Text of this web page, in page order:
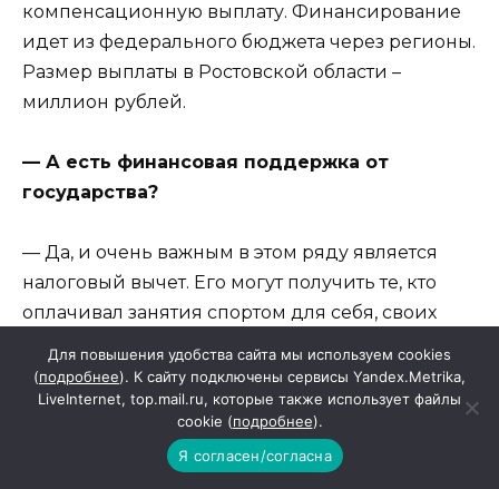
компенсационную выплату. Финансирование
идет из федерального бюджета через регионы.
Размер выплаты в Ростовской области –
миллион рублей.
— А есть финансовая поддержка от
государства?
— Да, и очень важным в этом ряду является
налоговый вычет. Его могут получить те, кто
оплачивал занятия спортом для себя, своих
налогового вычета за сдачу нормативов ГТО.
Проект начал действовать с 2025 года. А есть
еще проекты международного значения…
Для повышения удобства сайта мы используем cookies
(подробнее). К сайту подключены сервисы Yandex.Metrika,
LiveInternet, top.mail.ru, которые также использует файлы
cookie (подробнее).
Я согласен/согласна